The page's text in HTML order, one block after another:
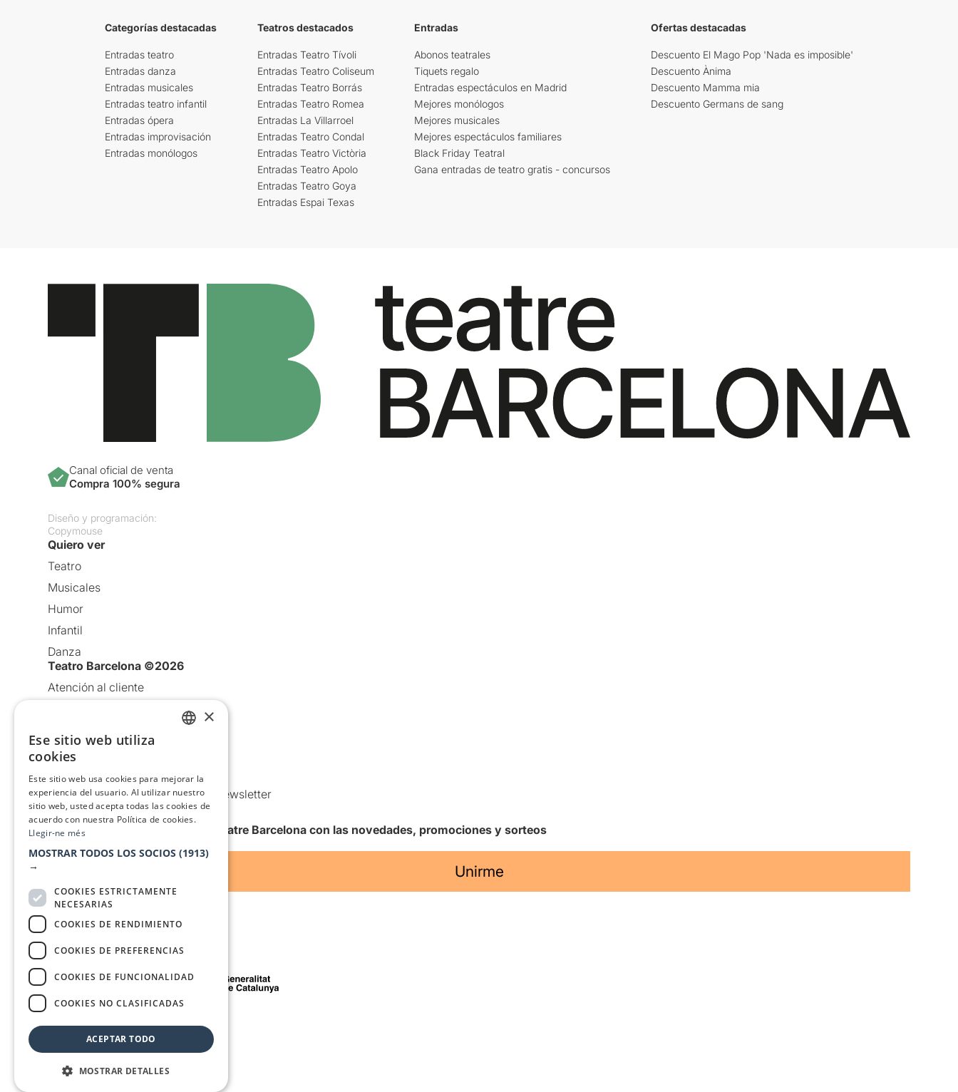
Categorías destacadas
Entradas teatro
Entradas danza
Entradas musicales
Entradas teatro infantil
Entradas ópera
Entradas improvisación
Entradas monólogos
Teatros destacados
Entradas Teatro Tívoli
Entradas Teatro Coliseum
Entradas Teatro Borrás
Entradas Teatro Romea
Entradas La Villarroel
Entradas Teatro Condal
Entradas Teatro Victòria
Entradas Teatro Apolo
Entradas Teatro Goya
Entradas Espai Texas
Entradas
Abonos teatrales
Tiquets regalo
Entradas espectáculos en Madrid
Mejores monólogos
Mejores musicales
Mejores espectáculos familiares
Black Friday Teatral
Gana entradas de teatro gratis - concursos
Ofertas destacadas
Descuento El Mago Pop 'Nada es imposible'
Descuento Ànima
Descuento Mamma mia
Descuento Germans de sang
Canal oficial de venta
Compra 100% segura
Diseño y programación:
Copymouse
Quiero ver
Teatro
Musicales
Humor
Infantil
Danza
Teatro Barcelona ©2026
Atención al cliente
Política de Cookies
Condiciones de uso
Comunicaciones comerciales y Newsletter
Anuncia’t
Quiero recibir la newsletter de Teatre Barcelona con las novedades, promociones y sorteos
Unirme
Con el apoyo de
Medio de comunicación asociado a
×
Ese sitio web utiliza
cookies
Este sitio web usa cookies para mejorar la
experiencia del usuario. Al utilizar nuestro
sitio web, usted acepta todas las cookies de
acuerdo con nuestra Política de cookies.
Llegir-ne més
MOSTRAR TODOS LOS SOCIOS (1913)
→
COOKIES ESTRICTAMENTE
NECESARIAS
COOKIES DE RENDIMIENTO
COOKIES DE PREFERENCIAS
COOKIES DE FUNCIONALIDAD
COOKIES NO CLASIFICADAS
ACEPTAR TODO
MOSTRAR DETALLES